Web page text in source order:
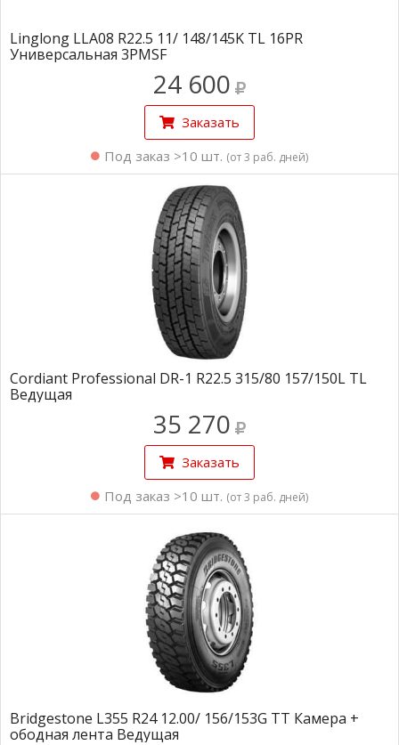
Linglong LLA08 R22.5 11/ 148/145K TL 16PR
Универсальная 3PMSF
24 600
Заказать
Под заказ >10 шт. (от 3 раб. дней)
Cordiant Professional DR-1 R22.5 315/80 157/150L TL
Ведущая
35 270
Заказать
Под заказ >10 шт. (от 3 раб. дней)
Bridgestone L355 R24 12.00/ 156/153G TT Камера +
ободная лента Ведущая